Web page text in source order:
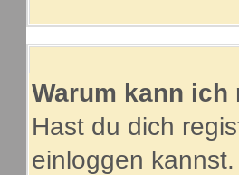
Warum kann
Hast du dich
einloggen